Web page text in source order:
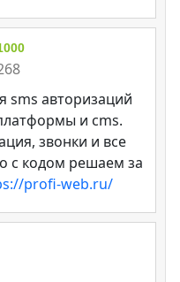
sms авторизаций
и cms.
звонки и все
с кодом решаем за
profi-web.ru/